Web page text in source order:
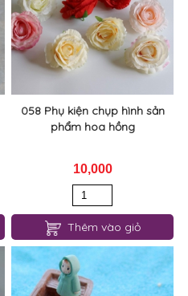
058 Phụ kiện chụp hình sản
phẩm hoa hồng
10,000
Thêm vào giỏ